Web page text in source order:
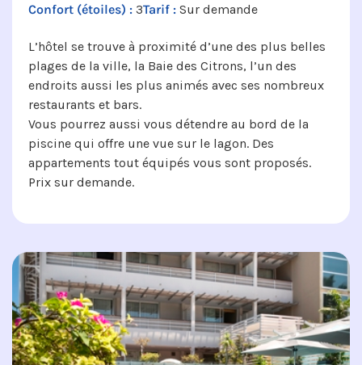
Confort (étoiles) : 3Tarif : Sur demande
L’hôtel se trouve à proximité d’une des plus belles
plages de la ville, la Baie des Citrons, l’un des
endroits aussi les plus animés avec ses nombreux
restaurants et bars.
Vous pourrez aussi vous détendre au bord de la
piscine qui offre une vue sur le lagon. Des
appartements tout équipés vous sont proposés.
Prix sur demande.